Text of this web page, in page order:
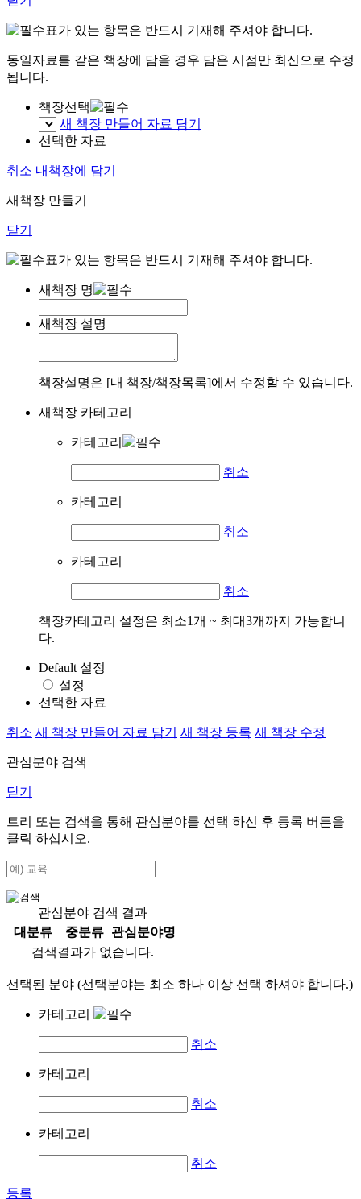
표가 있는 항목은 반드시 기재해 주셔야 합니다.
동일자료를 같은 책장에 담을 경우 담은 시점만 최신으로 수정
됩니다.
책장선택
새 책장 만들어 자료 담기
선택한 자료
취소 내책장에 담기
새책장 만들기
닫기
표가 있는 항목은 반드시 기재해 주셔야 합니다.
새책장 명
새책장 설명
책장설명은 [내 책장/책장목록]에서 수정할 수 있습니다.
새책장 카테고리
카테고리
취소
카테고리
취소
카테고리
취소
책장카테고리 설정은 최소1개 ~ 최대3개까지 가능합니
다.
Default 설정
설정
선택한 자료
취소 새 책장 만들어 자료 담기 새 책장 등록 새 책장 수정
관심분야 검색
닫기
트리 또는 검색을 통해 관심분야를 선택 하신 후 등록 버튼을
클릭 하십시오.
관심분야 검색 결과
대분류
중분류
관심분야명
검색결과가 없습니다.
선택된 분야 (선택분야는 최소 하나 이상 선택 하셔야 합니다.)
카테고리
취소
카테고리
취소
카테고리
취소
등록